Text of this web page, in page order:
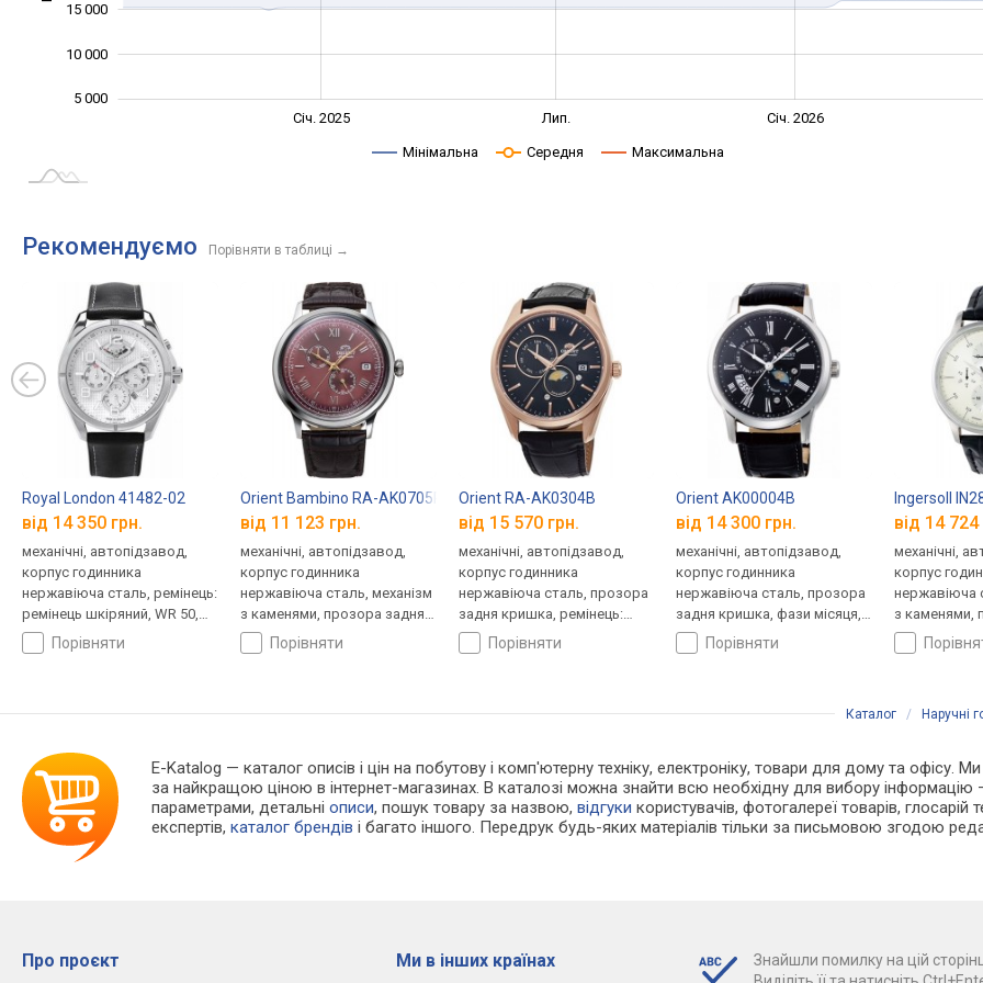
5 000
10 000
15 000
Січ. 2025 Лип. Січ. 2026
Мінімальна Середня Максимальна
Рекомендуємо Порівняти в таблиці →
Royal London 41482-02
від 14 350 грн.
механічні, автопідзавод,
корпус годинника
нержавіюча сталь, ремінець:
ремінець шкіряний, WR 50,
Велика Британія
порівняти
Orient Bambino RA-AK0705R10B
від 11 123 грн.
механічні, автопідзавод,
корпус годинника
нержавіюча сталь, механізм
з каменями, прозора задня
кришка, ремінець: ремінець
шкіряний, WR 30, Японія
порівняти
Orient RA-AK0304B
від 15 570 грн.
механічні, автопідзавод,
корпус годинника
нержавіюча сталь, прозора
задня кришка, ремінець:
ремінець шкіряний, WR 50,
Японія
порівняти
Orient AK00004B
від 14 300 грн.
механічні, автопідзавод,
корпус годинника
нержавіюча сталь, прозора
задня кришка, фази місяця,
ремінець: ремінець
шкіряний, WR 30, Японія
порівняти
Ingersoll
від 14 724
механічні,
корпус
нержавіюча
з каменями,
кришка,
шкіряний,
Каталог / Наручні
E-Katalog — каталог описів і цін на побутову і комп'ютерну техніку, електроніку, товари для дому та офісу.
за найкращою ціною в інтернет-магазинах. В каталозі можна знайти всю необхідну для вибору
параметрами, детальніописи, пошук товару за назвою,відгуки користувачів, фотогалереї товарів, глосарій
експертів,каталог брендів і багато іншого. Передрук будь-яких матеріалів тільки за письмовою згодою
Про проєкт Ми в інших країнах
Знайшли помилку на цій